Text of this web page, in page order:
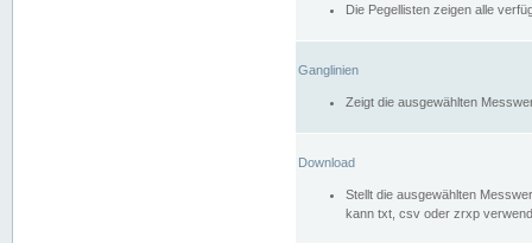
Die Pegellisten zeigen alle
Ganglinien
Zeigt die ausgewählten
Download
Stellt die ausgewählten
kann txt, csv oder zrxp